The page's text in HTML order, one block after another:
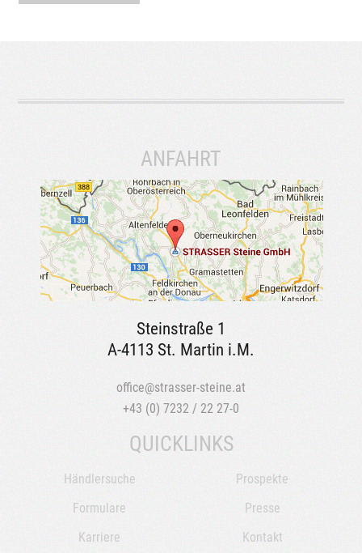
ANFAHRT
Steinstraße 1
A-4113 St. Martin i.M.
office@strasser-steine.at
+43 (0) 7232 / 22 27-0
QUICKLINKS
Händlersuche
Prospekte
Formulare
Presse
Karriere
Kontakt